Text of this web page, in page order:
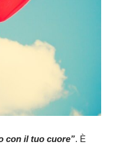
con il tuo cuore”. È